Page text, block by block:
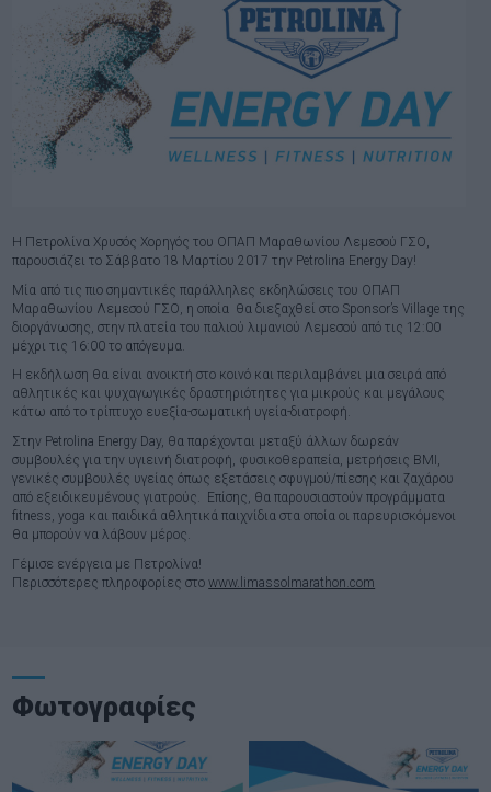
H Πετρολίνα Χρυσός Χορηγός του ΟΠΑΠ Μαραθωνίου Λεμεσού ΓΣΟ,
παρουσιάζει το Σάββατο 18 Μαρτίου 2017 την Petrolina Energy Day!
Μία από τις πιο σημαντικές παράλληλες εκδηλώσεις του ΟΠΑΠ
Μαραθωνίου Λεμεσού ΓΣΟ, η οποία θα διεξαχθεί στο Sponsor’s Village της
διοργάνωσης, στην πλατεία του παλιού λιμανιού Λεμεσού από τις 12:00
μέχρι τις 16:00 το απόγευμα.
Η εκδήλωση θα είναι ανοικτή στο κοινό και περιλαμβάνει μια σειρά από
αθλητικές και ψυχαγωγικές δραστηριότητες για μικρούς και μεγάλους
κάτω από το τρίπτυχο ευεξία-σωματική υγεία-διατροφή.
Στην Petrolina Energy Day, θα παρέχονται μεταξύ άλλων δωρεάν
συμβουλές για την υγιεινή διατροφή, φυσικοθεραπεία, μετρήσεις BMI,
γενικές συμβουλές υγείας όπως εξετάσεις σφυγμού/πίεσης και ζαχάρου
από εξειδικευμένους γιατρούς. Επίσης, θα παρουσιαστούν προγράμματα
fitness, yoga και παιδικά αθλητικά παιχνίδια στα οποία οι παρευρισκόμενοι
θα μπορούν να λάβουν μέρος.
Γέμισε ενέργεια με Πετρολίνα!
Περισσότερες πληροφορίες στοwww.limassolmarathon.com
Φωτογραφίες